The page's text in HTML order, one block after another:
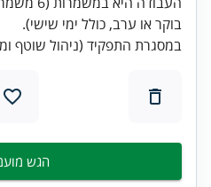
בוקר או ערב, כולל ימי שישי).
במסגרת התפקיד (ניהול שוטף
הגש